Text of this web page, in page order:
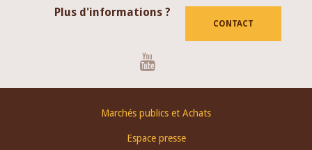
Plus d'informations ?
CONTACT
Marchés publics et Achats
Espace presse